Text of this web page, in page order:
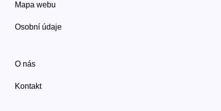
Mapa webu
Osobní údaje
O nás
Kontakt